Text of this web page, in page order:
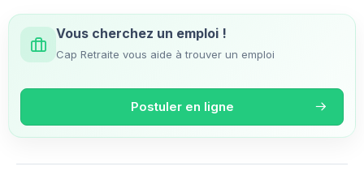
Vous cherchez un emploi !
Cap Retraite vous aide à trouver un emploi
Postuler en ligne